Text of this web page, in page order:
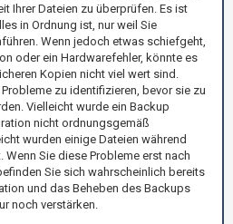
Ihrer Dateien zu überprüfen. Es ist
in Ordnung ist, nur weil Sie
Wenn jedoch etwas schiefgeht,
oder ein Hardwarefehler, könnte es
Kopien nicht viel wert sind.
zu identifizieren, bevor sie zu
Vielleicht wurde ein Backup
nicht ordnungsgemäß
wurden einige Dateien während
Sie diese Probleme erst nach
Sie sich wahrscheinlich bereits
und das Beheben des Backups
noch verstärken.